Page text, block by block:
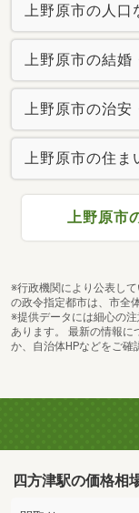
上野原市の人口
上野原市の結婚
上野原市の治安
上野原市の住ま
上野原市
※行政機関により公表し
の政令指定都市は、市全
※提供データには細心の
あります。 最新の情報に
か、自治体HPなどをご確
四方津駅の価格相